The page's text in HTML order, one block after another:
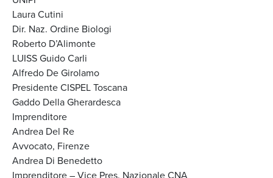
Laura Cutini
Dir. Naz. Ordine Biologi
Roberto D’Alimonte
LUISS Guido Carli
Alfredo De Girolamo
Presidente CISPEL Toscana
Gaddo Della Gherardesca
Imprenditore
Andrea Del Re
Avvocato, Firenze
Andrea Di Benedetto
Imprenditore – Vice Pres. Nazionale CNA